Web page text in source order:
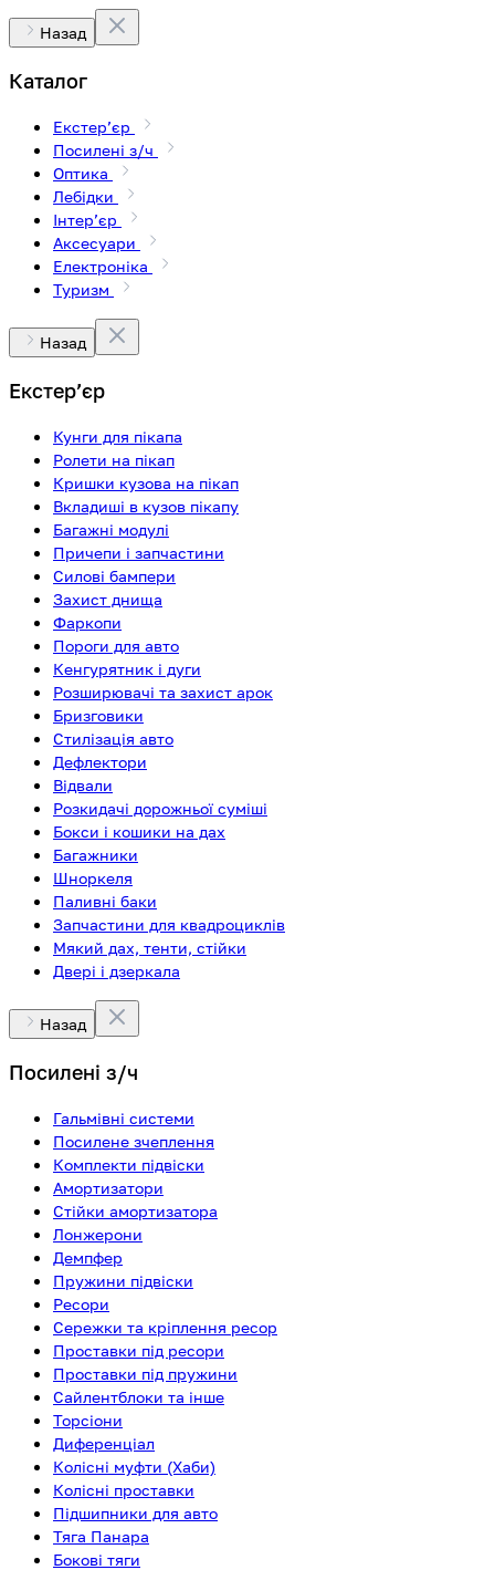
Назад
Каталог
Екстерʼєр
Посилені з/ч
Оптика
Лебідки
Інтерʼєр
Аксесуари
Електроніка
Туризм
Назад
Екстерʼєр
Кунги для пікапа
Ролети на пікап
Кришки кузова на пікап
Вкладиші в кузов пікапу
Багажні модулі
Причепи і запчастини
Силові бампери
Захист днища
Фаркопи
Пороги для авто
Кенгурятник і дуги
Розширювачі та захист арок
Бризговики
Стилізація авто
Дефлектори
Відвали
Розкидачі дорожньої суміші
Бокси і кошики на дах
Багажники
Шноркеля
Паливні баки
Запчастини для квадроциклів
Мякий дах, тенти, стійки
Двері і дзеркала
Назад
Посилені з/ч
Гальмівні системи
Посилене зчеплення
Комплекти підвіски
Амортизатори
Стійки амортизатора
Лонжерони
Демпфер
Пружини підвіски
Ресори
Сережки та кріплення ресор
Проставки під ресори
Проставки під пружини
Сайлентблоки та інше
Торсіони
Диференціал
Колісні муфти (Хаби)
Колісні проставки
Підшипники для авто
Тяга Панара
Бокові тяги